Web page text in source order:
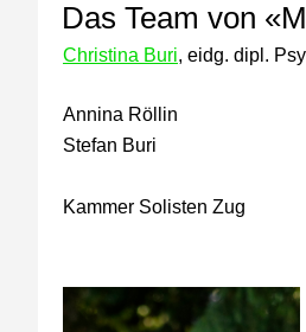
Das Team von
Christina Buri, eidg. dipl.
Annina Röllin
Stefan Buri
Kammer Solisten Zug